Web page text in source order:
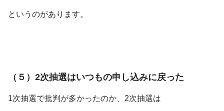
というのがあります。
（５）2次抽選はいつもの申し込みに戻った
1次抽選で批判が多かったのか、2次抽選は